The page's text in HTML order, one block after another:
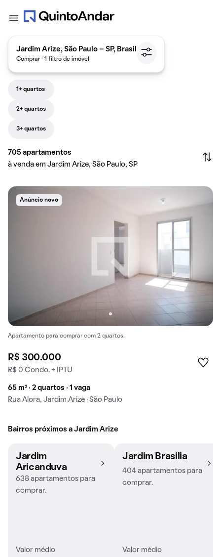
Jardim Arize, São Paulo - SP, Brasil
Comprar · 1 filtro de imóvel
1+ quartos
2+ quartos
3+ quartos
705 apartamentos
à venda em Jardim Arize, São Paulo, SP
Anúncio novo
Apartamento para comprar com 2 quartos.
R$ 300.000
R$ 0 Condo. + IPTU
65 m² · 2 quartos · 1 vaga
Rua Alora, Jardim Arize · São Paulo
Bairros próximos a Jardim Arize
Jardim
Aricanduva
638 apartamentos para
comprar.
Valor médio
Jardim Brasilia
404 apartamentos para
comprar.
Valor médio